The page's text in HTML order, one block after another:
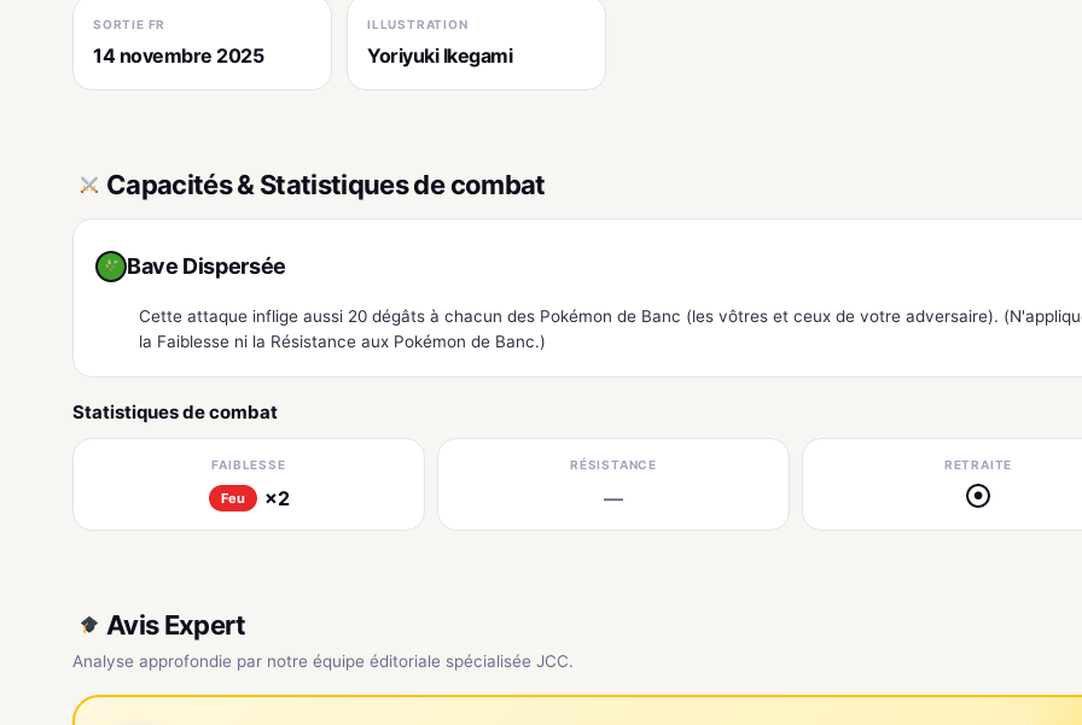
SORTIE FR
14 novembre 2025
ILLUSTRATION
Yoriyuki Ikegami
Capacités & Statistiques de combat
Bave Dispersée
Cette attaque inflige aussi 20 dégâts à chacun des Pokémon de Banc (les vôtres et ceux de votre adversaire).
la Faiblesse ni la Résistance aux Pokémon de Banc.)
Statistiques de combat
FAIBLESSE
Feu ×2
RÉSISTANCE
—
RETRAITE
●
Avis Expert
Analyse approfondie par notre équipe éditoriale spécialisée JCC.